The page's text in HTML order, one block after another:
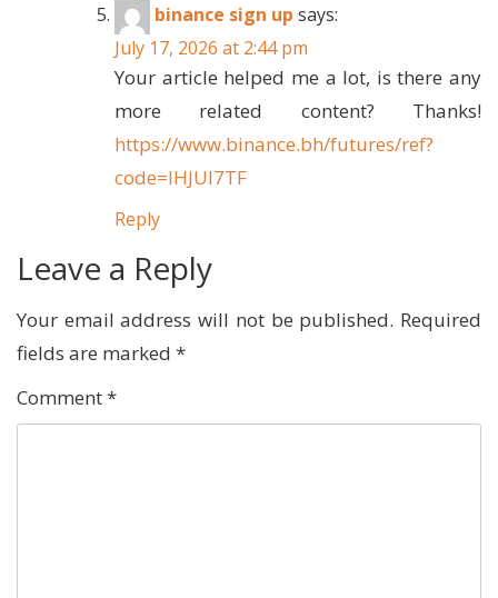
binance sign up says:
July 17, 2026 at 2:44 pm
Your article helped me a lot, is there any
more related content? Thanks!
https://www.binance.bh/futures/ref?
code=IHJUI7TF
Reply
Leave a Reply
Your email address will not be published. Required
fields are marked *
Comment*